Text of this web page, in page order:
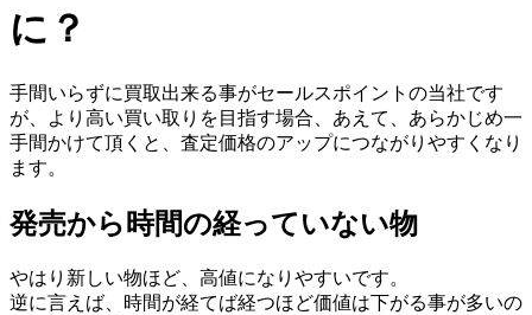
に？
手間いらずに買取出来る事がセールスポイントの当社です
が、より高い買い取りを目指す場合、あえて、あらかじめ一
手間かけて頂くと、査定価格のアップにつながりやすくなり
ます。
発売から時間の経っていない物
やはり新しい物ほど、高値になりやすいです。
逆に言えば、時間が経てば経つほど価値は下がる事が多いの